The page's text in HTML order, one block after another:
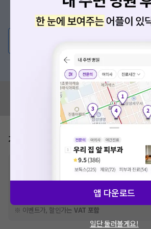
증상/치료, 궁금한 점이
의사가 직접 답해드려
혹은, 의료상담 서비스에 다양한 게시
혹시 잘못된 병원정보가 있나요?
모두닥 팀에 알려주세요!
가격표
비급여 항목의 경우,추가비용 등으로 실제 가격과
한 가격은 해당 의료기관에 직접 문의해주세요.
※급여 항목의 경우,건강보험심사평가원에 고지되
격입니다. (진료와 연관된 복합적인 비용이 추가되어
산정될 수 있는 점 참고 바랍니다.)
※ 이벤트가, 할인가는VAT 포함
앱 다운로드
일단 둘러볼게요!